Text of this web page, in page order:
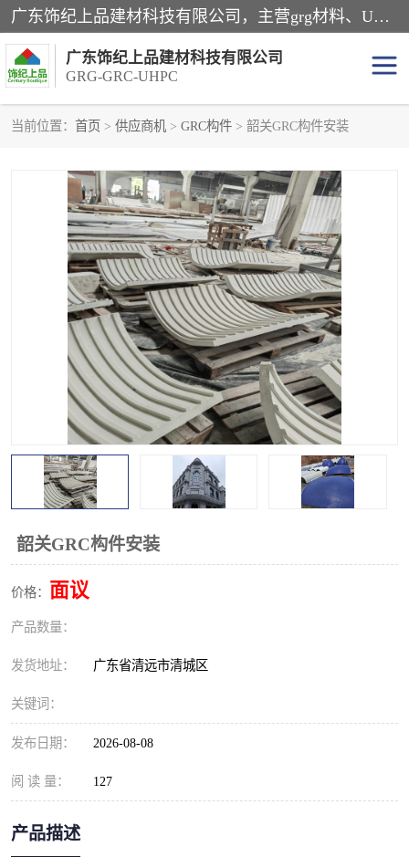
广东饰纪上品建材科技有限公司，主营grg材料、UHPC板、grc构件、uhpc幕墙板、grg厂家、grc厂家、uhpc厂家、GRG吊顶、grg石膏板、grg构件、外墙grc线条、grg造型、grg材料定制，uhpc高性能混凝土，uhpc构件，uhpc镂空挂板，grg材料生产厂家，广东grg厂家，广东grc厂家，联系方式*，2万平厂房，如果您对我公司的产品服务感兴趣，请联系我们。
广东饰纪上品建材科技有限公司
GRG-GRC-UHPC
当前位置： 首页 > 供应商机 > GRC构件 > 韶关GRC构件安装
韶关GRC构件安装
价格： 面议
产品数量：
发货地址： 广东省清远市清城区
关键词：
发布日期： 2026-08-08
阅 读 量： 127
产品描述
UHPC构件 发泡陶瓷装饰构件
GRG造型 GRC厂家
GRG吊顶 GRG材料生产厂家
UHPC幕墙板 GRC树池坐凳
UHPC树池坐凳